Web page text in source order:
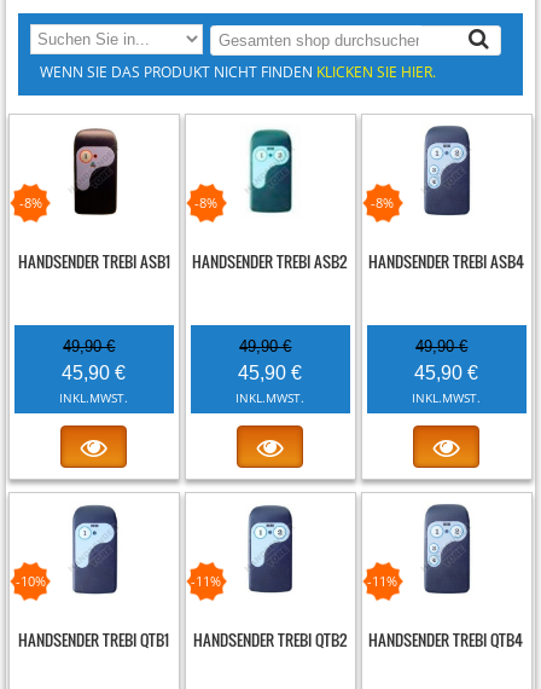
WENN SIE DAS PRODUKT NICHT FINDEN KLICKEN SIE HIER.
-8%
HANDSENDER TREBI ASB1
49,90 €
45,90 €
INKL.MWST.
-8%
HANDSENDER TREBI ASB2
49,90 €
45,90 €
INKL.MWST.
-8%
HANDSENDER TREBI ASB4
49,90 €
45,90 €
INKL.MWST.
-10%
HANDSENDER TREBI QTB1
-11%
HANDSENDER TREBI QTB2
-11%
HANDSENDER TREBI QTB4